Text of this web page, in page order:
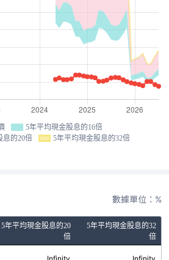
5年平均現金股息的16倍
息的20倍
5年平均現金股息的32倍
數據單位：%
5年平均現金股息的20
倍
5年平均現金股息的32
倍